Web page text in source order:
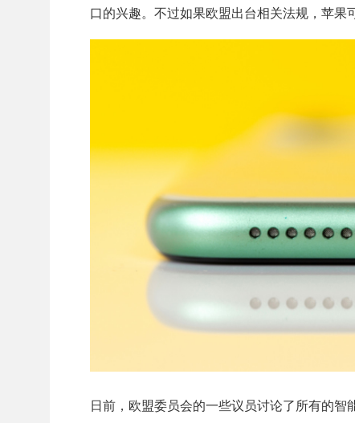
口的兴趣。不过如果欧盟出台相关法规，苹果
日前，欧盟委员会的一些议员讨论了所有的